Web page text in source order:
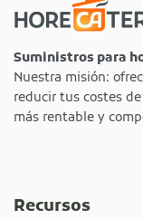
Suministros para
Nuestra misión:
reducir tus costes
más rentable y
Recursos